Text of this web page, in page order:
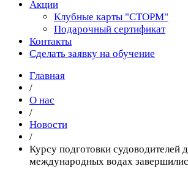
Акции
Клубные карты "СТОРМ"
Подарочный сертификат
Контакты
Сделать заявку на обучение
Главная
/
О нас
/
Новости
/
Курсу подготовки судоводителей
международных водах